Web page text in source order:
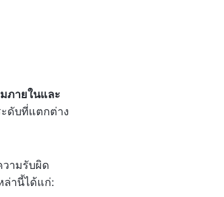
ภายในและ
ดับที่แตกต่าง
ามรับผิด
ล่านี้ได้แก่: